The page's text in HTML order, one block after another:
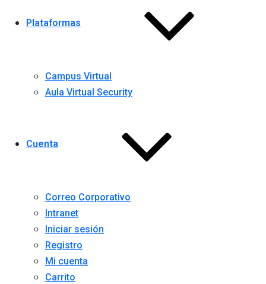
Plataformas
Campus Virtual
Aula Virtual Security
Cuenta
Correo Corporativo
Intranet
Iniciar sesión
Registro
Mi cuenta
Carrito